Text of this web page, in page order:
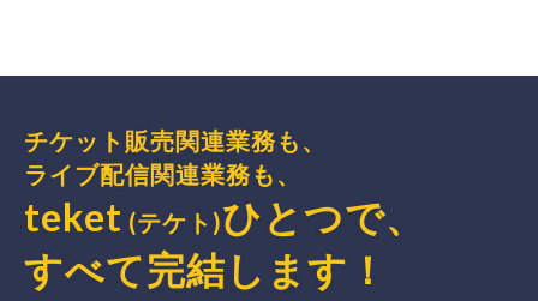
チケット販売関連業務も、
ライブ配信関連業務も、
teket (テケト)ひとつで、
すべて完結 します ！